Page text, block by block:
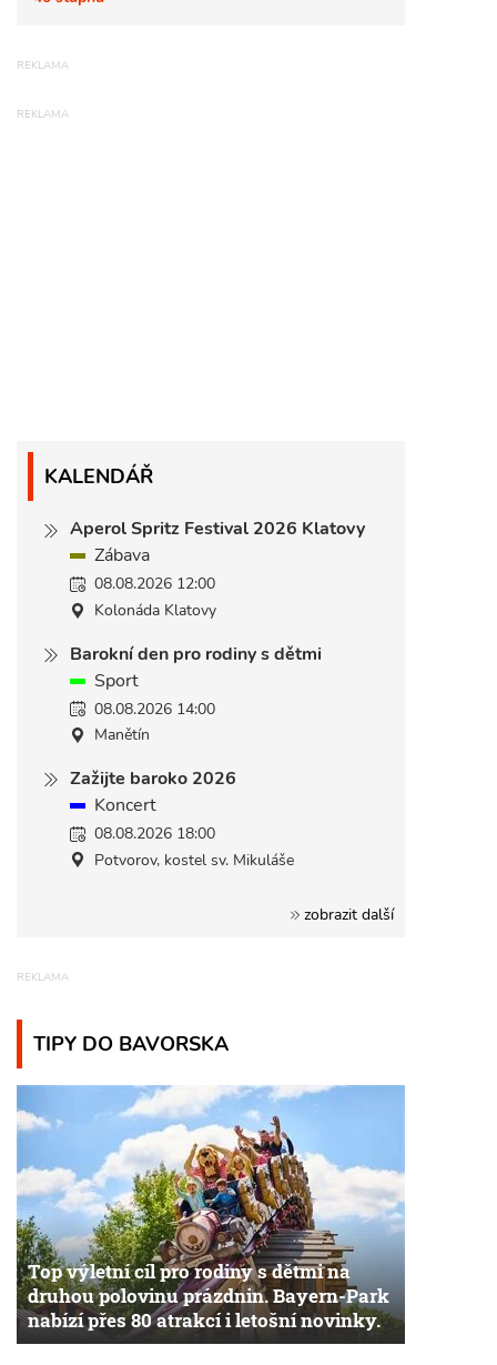
KALENDÁŘ
Aperol Spritz Festival 2026 Klatovy
Zábava
08.08.2026 12:00
Kolonáda Klatovy
Barokní den pro rodiny s dětmi
Sport
08.08.2026 14:00
Manětín
Zažijte baroko 2026
Koncert
08.08.2026 18:00
Potvorov, kostel sv. Mikuláše
zobrazit další
TIPY DO BAVORSKA
Top výletní cíl pro rodiny s dětmi na
druhou polovinu prázdnin. Bayern-Park
nabízí přes 80 atrakcí i letošní novinky.